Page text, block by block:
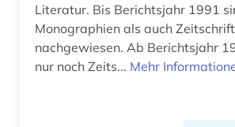
franken (2)
Palaestina (1)
Polen (7)
Portugal (5)
Literatur. Bis Berichtsjahr 1991
Monographien als auch
nachgewiesen. Ab Berichtsjahr
nur noch Zeits... Mehr